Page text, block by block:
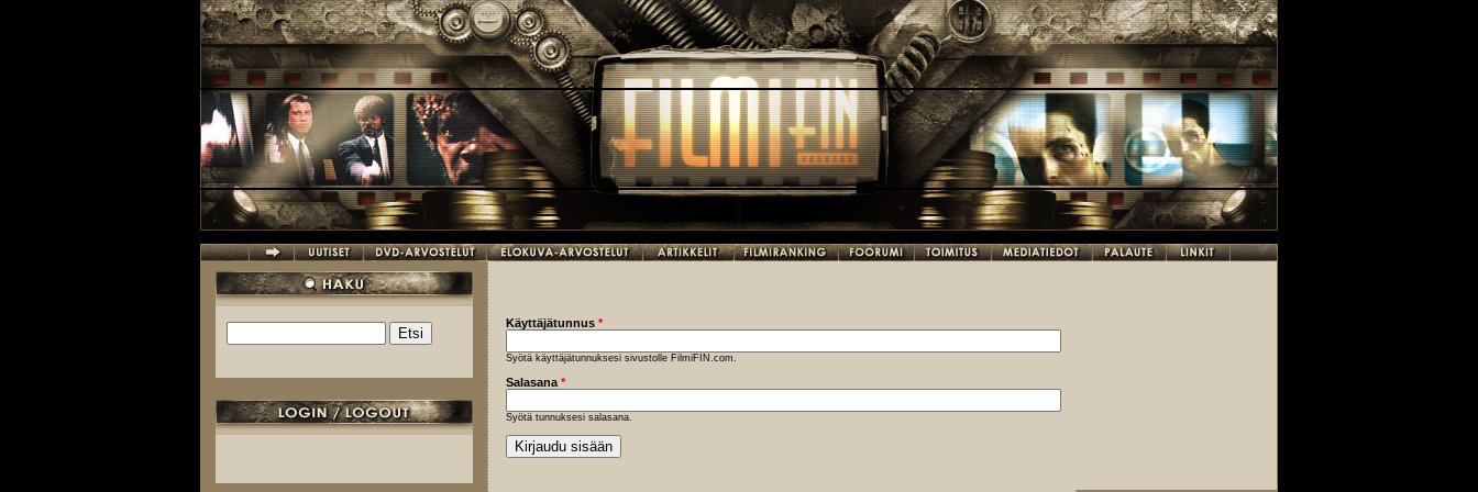
Hakulomake
Käyttäjätunnus *
Syötä käyttäjätunnuksesi sivustolle FilmiFIN.com.
Salasana *
Syötä tunnuksesi salasana.